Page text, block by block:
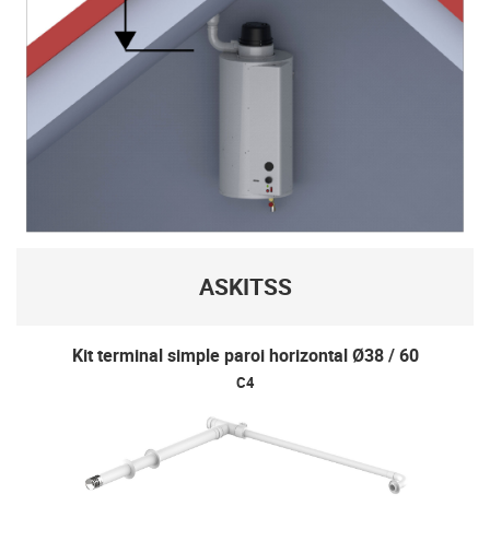
ASKITSS
Kit terminal simple paroi horizontal Ø38 / 60
C4